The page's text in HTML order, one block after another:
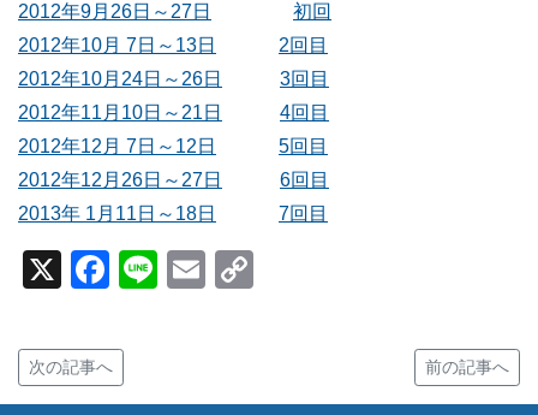
2012年9月26日～27日
初回
2012年10月 7日～13日
2回目
2012年10月24日～26日
3回目
2012年11月10日～21日
4回目
2012年12月 7日～12日
5回目
2012年12月26日～27日
6回目
2013年 1月11日～18日
7回目
X Facebook
LineEmail
次の記事へ 前の記事へ